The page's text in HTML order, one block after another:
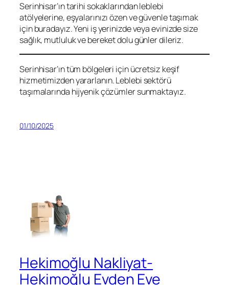
Serinhisar’ın tarihi sokaklarından leblebi
atölyelerine, eşyalarınızı özen ve güvenle taşımak
için buradayız. Yeni iş yerinizde veya evinizde size
sağlık, mutluluk ve bereket dolu günler dileriz.
Serinhisar’ın tüm bölgeleri için ücretsiz keşif
hizmetimizden yararlanın. Leblebi sektörü
taşımalarında hijyenik çözümler sunmaktayız.
01/10/2025
Hekimoğlu Nakliyat-
Hekimoğlu Evden Eve